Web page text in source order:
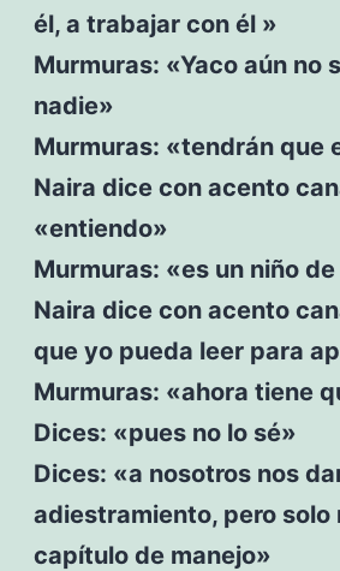
él, a trabajar con él »
Murmuras: «Yaco aún no
nadie»
Murmuras: «tendrán que
Naira dice con acento
«entiendo»
Murmuras: «es un niño
Naira dice con acento
que yo pueda leer para
Murmuras: «ahora tiene
Dices: «pues no lo sé»
Dices: «a nosotros nos
adiestramiento, pero solo
capítulo de manejo»